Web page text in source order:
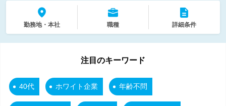
勤務地・本社 職種 詳細条件
注目のキーワード
40代 ホワイト企業 年齢不問